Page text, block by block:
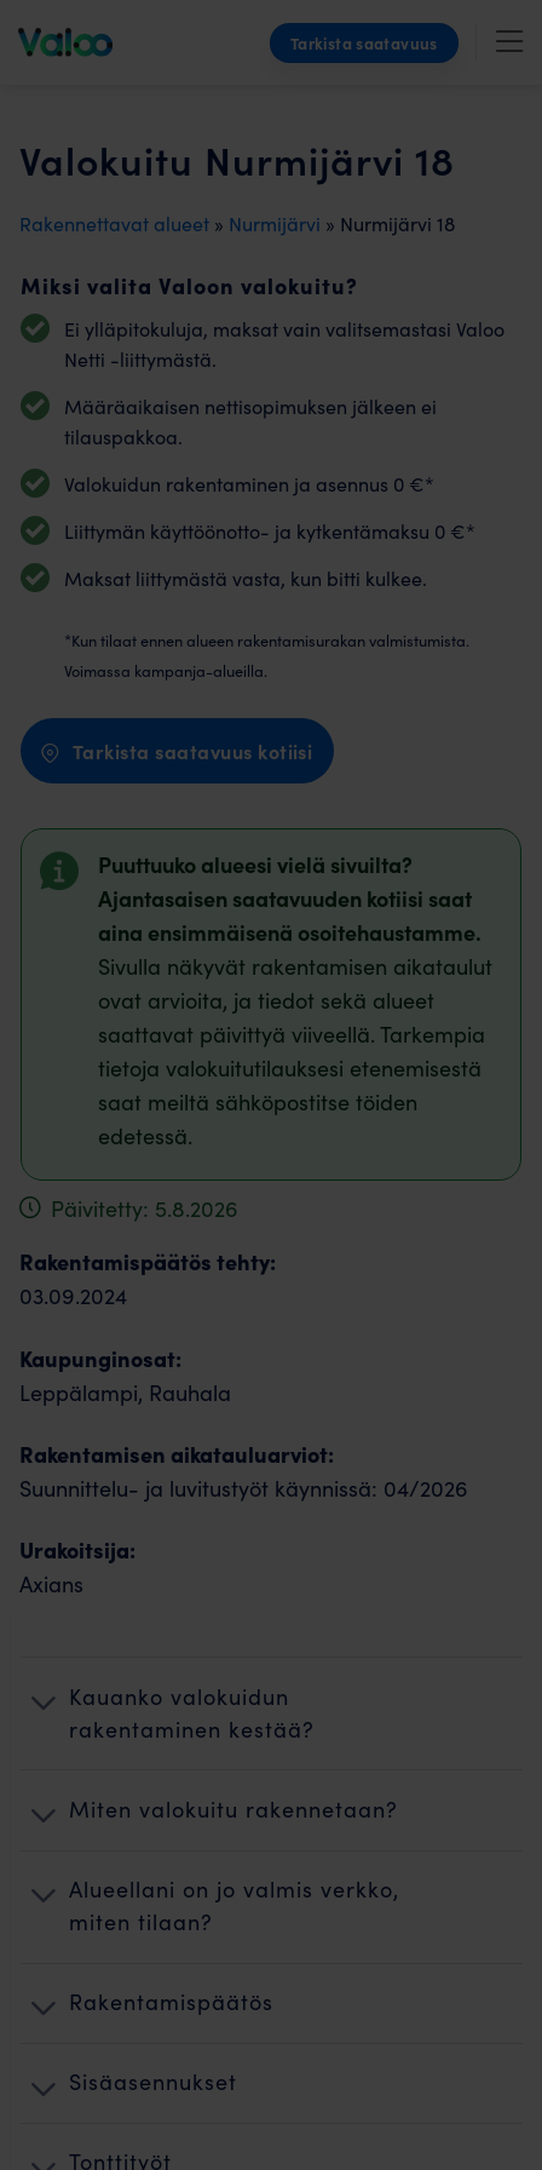
Tarkista saatavuus
Valokuitu Nurmijärvi 18
Rakennettavat alueet » Nurmijärvi » Nurmijärvi 18
Miksi valita Valoon valokuitu?
Ei ylläpitokuluja, maksat vain valitsemastasi Valoo
Netti -liittymästä.
Määräaikaisen nettisopimuksen jälkeen ei
tilauspakkoa.
Valokuidun rakentaminen ja asennus 0 €*
Liittymän käyttöönotto- ja kytkentämaksu 0 €*
Maksat liittymästä vasta, kun bitti kulkee.
*Kun tilaat ennen alueen rakentamisurakan valmistumista.
Voimassa kampanja-alueilla.
Tarkista saatavuus kotiisi
Puuttuuko alueesi vielä sivuilta?
Ajantasaisen saatavuuden kotiisi saat
aina ensimmäisenä osoitehaustamme.
Sivulla näkyvät rakentamisen aikataulut
ovat arvioita, ja tiedot sekä alueet
saattavat päivittyä viiveellä. Tarkempia
tietoja valokuitutilauksesi etenemisestä
saat meiltä sähköpostitse töiden
edetessä.
Päivitetty: 5.8.2026
Rakentamispäätös tehty:
03.09.2024
Kaupunginosat:
Leppälampi, Rauhala
Rakentamisen aikatauluarviot:
Suunnittelu- ja luvitustyöt käynnissä: 04/2026
Urakoitsija:
Axians
Kauanko valokuidun
rakentaminen kestää?
Miten valokuitu rakennetaan?
Alueellani on jo valmis verkko,
miten tilaan?
Rakentamispäätös
Sisäasennukset
Tonttityöt